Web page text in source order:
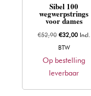
Sibel 100
wegwerpstrings
voor dames
€52,90
prijs
was:
€52,90.
€32,00
is:
Incl.
BTW
Op bestelling
leverbaar